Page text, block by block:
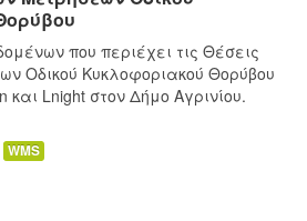
που περιέχει τις Θέσεις
Οδικού Κυκλοφοριακού Θορύβου
και Lnight στον Δήμο Αγρινίου.
WMS